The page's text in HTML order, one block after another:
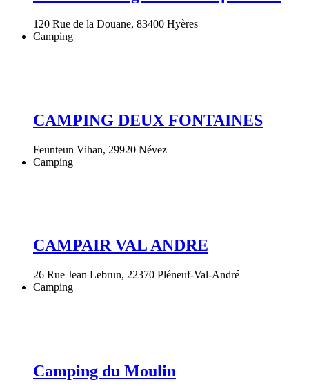
120 Rue de la Douane, 83400 Hyères
Camping
CAMPING DEUX FONTAINES
Feunteun Vihan, 29920 Névez
Camping
CAMPAIR VAL ANDRE
26 Rue Jean Lebrun, 22370 Pléneuf-Val-André
Camping
Camping du Moulin